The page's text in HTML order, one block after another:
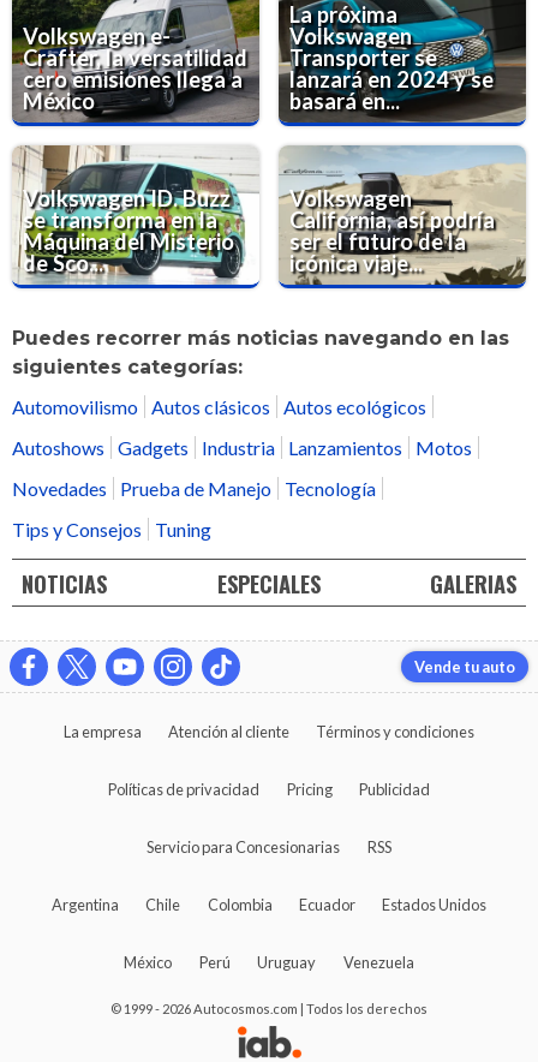
Volkswagen e-
Crafter, la versatilidad
cero emisiones llega a
México
La próxima
Volkswagen
Transporter se
lanzará en 2024 y se
basará en...
Volkswagen ID. Buzz
se transforma en la
Máquina del Misterio
de Sco...
Volkswagen
California, así podría
ser el futuro de la
icónica viaje...
Puedes recorrer más noticias navegando en las
siguientes categorías:
Automovilismo Autos clásicos
Autos ecológicos
Autoshows
Gadgets Industria Lanzamientos
Motos
Novedades
Prueba de Manejo
Tecnología
Tips y Consejos
Tuning
NOTICIAS ESPECIALES GALERIAS
Vende tu auto
La empresa Atención al cliente Términos y condiciones
Políticas de privacidad Pricing Publicidad
Servicio para Concesionarias RSS
Argentina Chile Colombia Ecuador Estados Unidos
México Perú Uruguay Venezuela
© 1999 - 2026 Autocosmos.com | Todos los derechos